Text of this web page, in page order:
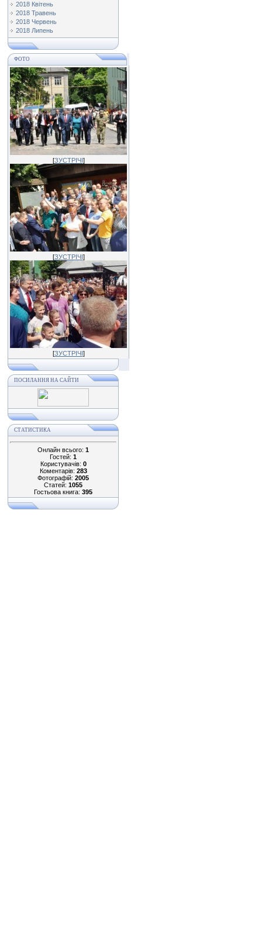
2018 Квітень
2018 Травень
2018 Червень
2018 Липень
ФОТО
[ЗУСТРІЧІ]
[ЗУСТРІЧІ]
[ЗУСТРІЧІ]
ПОСИЛАННЯ НА САЙТИ
СТАТИСТИКА
Онлайн всього: 1
Гостей: 1
Користувачів: 0
Коментарів: 283
Фотографій: 2005
Статей: 1055
Гостьова книга: 395